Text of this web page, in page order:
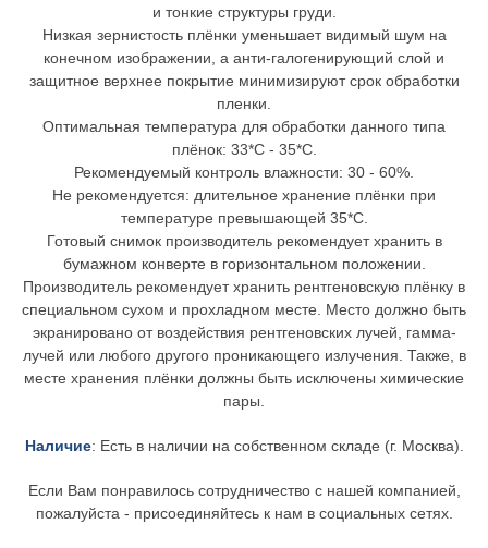
и тонкие структуры груди.
Низкая зернистость плёнки уменьшает видимый шум на
конечном изображении, а анти-галогенирующий слой и
защитное верхнее покрытие минимизируют срок обработки
пленки.
Оптимальная температура для обработки данного типа
плёнок: 33*C - 35*C.
Рекомендуемый контроль влажности: 30 - 60%.
Не рекомендуется: длительное хранение плёнки при
температуре превышающей 35*С.
Готовый снимок производитель рекомендует хранить в
бумажном конверте в горизонтальном положении.
Производитель рекомендует хранить рентгеновскую плёнку в
специальном сухом и прохладном месте. Место должно быть
экранировано от воздействия рентгеновских лучей, гамма-
лучей или любого другого проникающего излучения. Также, в
месте хранения плёнки должны быть исключены химические
пары.
Наличие: Есть в наличии на собственном складе (г. Москва).
Если Вам понравилось сотрудничество с нашей компанией,
пожалуйста - присоединяйтесь к нам в социальных сетях.